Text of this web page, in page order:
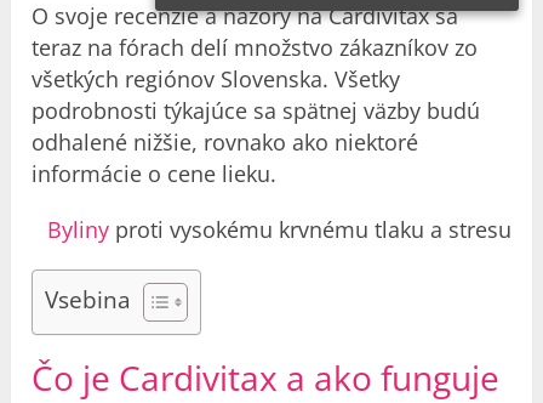
O svoje recenzie a názory na Cardivitax sa
teraz na fórach delí množstvo zákazníkov zo
všetkých regiónov Slovenska. Všetky
podrobnosti týkajúce sa spätnej väzby budú
odhalené nižšie, rovnako ako niektoré
informácie o cene lieku.
Bylinyproti vysokému krvnému tlaku a stresu
Vsebina
Čo je Cardivitax a ako funguje